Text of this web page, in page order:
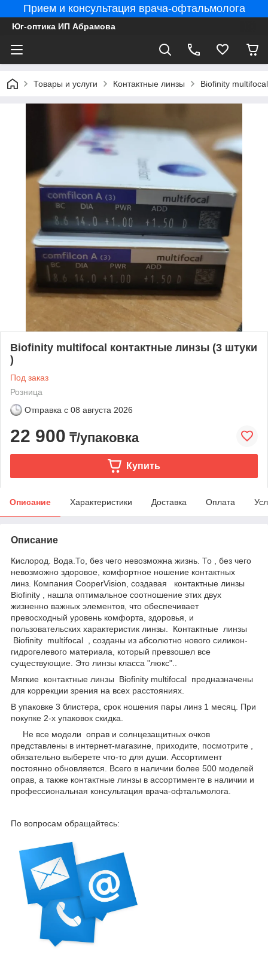
Прием и консультация врача-офтальмолога
Юг-оптика ИП Абрамова
Товары и услуги Контактные линзы Biofinity
Biofinity multifocal контактные линзы (3 штуки
)
Под заказ
Розница
Отправка с 08 августа 2026
22 900 ₸/упаковка
Купить
Описание Характеристики Доставка Оплата
Описание
Кислород. Вода.То, без чего невозможна жизнь. То , без чего
невозможно здоровое, комфортное ношение контактных
линз. Компания CooperVision, создавая контактные линзы
Biofinity , нашла оптимальное соотношение этих двух
жизненно важных элементов, что обеспечивает
превосходный уровень комфорта, здоровья, и
пользовательских характеристик линзы. Контактные линзы
Biofinity multifocal , созданы из абсолютно нового силикон-
гидрогелевого материала, который превзошел все
существующие. Это линзы класса "люкс"..
Мягкие контактные линзы Biofinity multifocal предназначены
для коррекции зрения на всех расстояниях.
В упаковке 3 блистера, срок ношения пары линз 1 месяц. При
покупке 2-х упаковок скидка.
Не все модели оправ и солнцезащитных очков
представлены в интернет-магазине, приходите, посмотрите ,
обязательно выберете что-то для души. Ассортимент
постоянно обновляется. Всего в наличии более 500 моделей
оправ, а также контактные линзы в ассортименте в наличии и
профессиональная консультация врача-офтальмолога.
По вопросам обращайтесь: